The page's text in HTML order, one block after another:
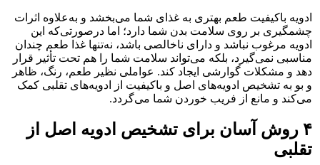
ادویه باکیفیت طعم بهتری به غذای شما می‌بخشد و به‌علاوه اثرات
چشمگیری بر روی سلامت بدن شما دارد؛ اما درصورتی‌که این
ادویه مرغوب نباشد و دارای ناخالصی باشد، نه‌تنها غذا طعم چندان
مناسبی نمی‌گیرد، بلکه می‌تواند سلامت شما را هم تحت تأثیر قرار
دهد و مشکلات گوارشی ایجاد کند. عواملی نظیر طعم، رنگ، ظاهر
و بو به تشخیص ادویه‌های اصل و باکیفیت از ادویه‌های تقلبی کمک
می‌کند و مانع از فریب خوردن شما می‌گردد.
۴ روش آسان برای تشخیص ادویه اصل از
تقلبی